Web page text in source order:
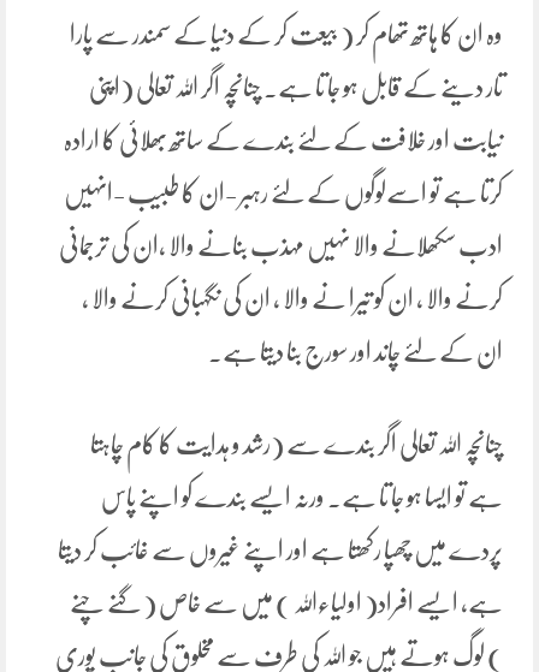
وہ ان کا ہاتھ تھام کر ( بیعت کر کے دنیا کے سمندر سے پارا
تار دینے کے قابل ہو جا تا ہے۔ چنانچہ اگر اللہ تعالی (اپنی
نیابت اور خلافت کے لئے بندے کے ساتھ بھلائی کا ارادہ
کرتا ہے تو اسےلوگوں کے لئے رہبر -ان کا طبیب -انہیں
ادب سکھلانے والا نہیں مہذب بنانے والا ،ان کی ترجمانی
کرنے والا ، ان کو تیرا نے والا ، ان کی نگہبانی کرنے والا ،
ان کے لئے چاند اور سورج بنا دیتا ہے۔
چنانچہ اللہ تعالی اگر بندے سے (رشد و ہدایت کا کام چاہتا
ہے تو ایسا ہو جا تا ہے۔ ورنہ ایسے بندے کو اپنے پاس
پردے میں چھپا رکھتا ہے اور اپنے غیروں سے غائب کر دیتا
ہے، ایسے افراد( اولیاءاللہ ) میں سے خاص ( گنے چنے
) لوگ ہوتے ہیں جو اللہ کی طرف سے مخلوق کی جانب پوری